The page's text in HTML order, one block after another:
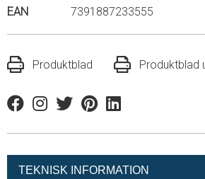
EAN
7391887233555
Produktblad Produktblad
FacebookInstagram
TwitterPinterestLinkedin
TEKNISK INFORMATION